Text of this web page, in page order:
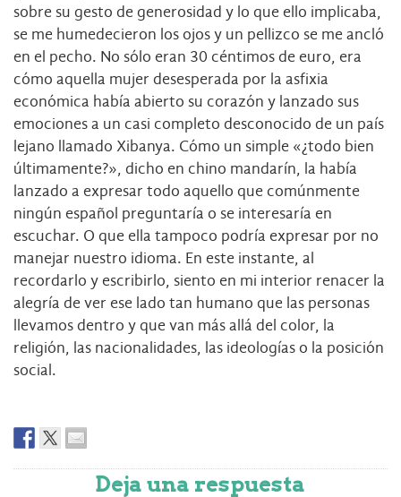
sobre su gesto de generosidad y lo que ello implicaba,
se me humedecieron los ojos y un pellizco se me ancló
en el pecho. No sólo eran 30 céntimos de euro, era
cómo aquella mujer desesperada por la asfixia
económica había abierto su corazón y lanzado sus
emociones a un casi completo desconocido de un país
lejano llamado Xibanya. Cómo un simple «¿todo bien
últimamente?», dicho en chino mandarín, la había
lanzado a expresar todo aquello que comúnmente
ningún español preguntaría o se interesaría en
escuchar. O que ella tampoco podría expresar por no
manejar nuestro idioma. En este instante, al
recordarlo y escribirlo, siento en mi interior renacer la
alegría de ver ese lado tan humano que las personas
llevamos dentro y que van más allá del color, la
religión, las nacionalidades, las ideologías o la posición
social.
Deja una respuesta